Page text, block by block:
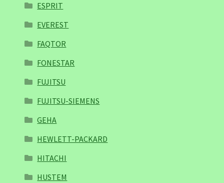
ESPRIT
EVEREST
FAQTOR
FONESTAR
FUJITSU
FUJITSU-SIEMENS
GEHA
HEWLETT-PACKARD
HITACHI
HUSTEM